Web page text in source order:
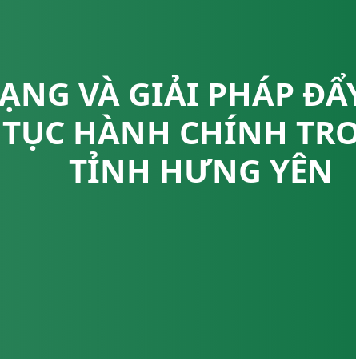
VÀ GIẢI PHÁP
HÀNH CHÍNH
TỈNH HƯNG YÊN